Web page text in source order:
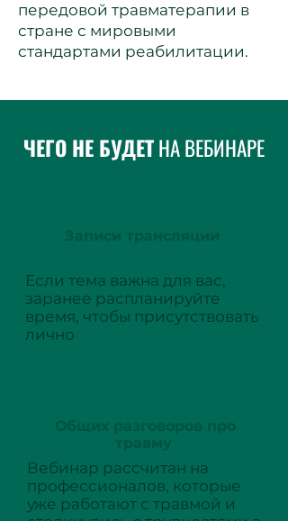
передовой травматерапии в
стране с мировыми
стандартами реабилитации.
ЧЕГО НЕ БУДЕТНА ВЕБИНАРЕ
Если тема важна для вас,
заранее распланируйте
время, чтобы присутствовать
лично
Вебинар рассчитан на
профессионалов, которые
уже работают с травмой и